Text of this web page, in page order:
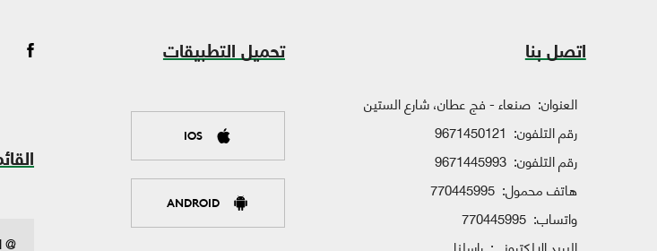
اتصل بنا
العنوان: صنعاء - فج عطان، شارع الستين
رقم التلفون: 9671450121
رقم التلفون: 9671445993
هاتف محمول: 770445995
واتساب: 770445995
تحميل التطبيقات
IOS
ANDROID